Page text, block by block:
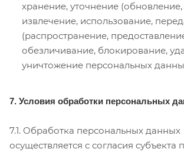
хранение, уточнение
извлечение, использование,
(распространение,
обезличивание, блокирование,
уничтожение персональных
7. Условия обработки персональных
7.1. Обработка персональных данных
осуществляется с согласия субъекта